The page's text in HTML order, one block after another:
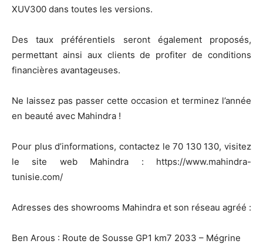
XUV300 dans toutes les versions.
Des taux préférentiels seront également proposés,
permettant ainsi aux clients de profiter de conditions
financières avantageuses.
Ne laissez pas passer cette occasion et terminez l’année
en beauté avec Mahindra !
Pour plus d’informations, contactez le 70 130 130, visitez
le site web Mahindra : https://www.mahindra-
tunisie.com/
Adresses des showrooms Mahindra et son réseau agréé :
Ben Arous : Route de Sousse GP1 km7 2033 – Mégrine